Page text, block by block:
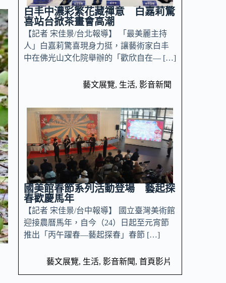
白丰中濃彩繁花藏禪意 白嘉莉驚
喜站台掀茶畫會高潮
【記者 宋佳景/台北報導】 「最美麗主持
人」白嘉莉驚喜現身力挺，讓藝術家白丰
中在佛光山文化院舉辦的「歡欣自在— […]
藝文展覽, 生活, 影音新聞
國美館春節系列活動登場 藝起探
春歡慶馬年
【記者 宋佳景/台中報導】 國立臺灣美術館
迎接農曆馬年，自今（24）日起至元宵節
推出「丙午躍春—藝起探春」春節 […]
藝文展覽, 生活, 影音新聞, 首頁影片